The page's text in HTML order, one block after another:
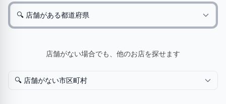
店舗がない場合でも、他のお店を探せます